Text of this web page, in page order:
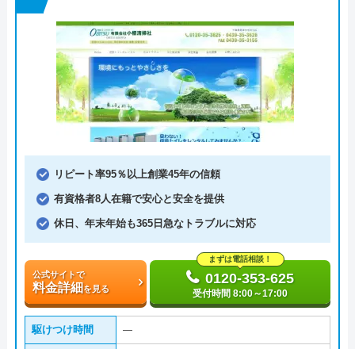
リピート率95％以上創業45年の信頼
有資格者8人在籍で安心と安全を提供
休日、年末年始も365日急なトラブルに対応
公式サイトで
料金詳細を見る
まずは電話相談！
0120-353-625
受付時間 8:00～17:00
駆けつけ時間 ―